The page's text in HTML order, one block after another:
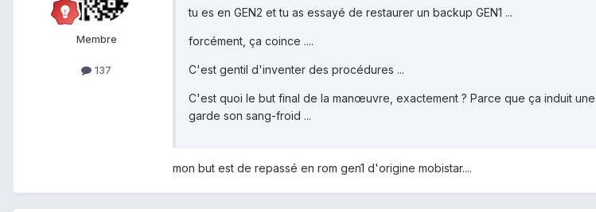
Membre
137
tu es en GEN2 et tu as essayé de restaurer un backup GEN1 ...
forcément, ça coince ....
C'est gentil d'inventer des procédures ...
C'est quoi le but final de la manœuvre, exactement ? Parce que ça induit
garde son sang-froid ...
mon but est de repassé en rom gen1 d'origine mobistar....